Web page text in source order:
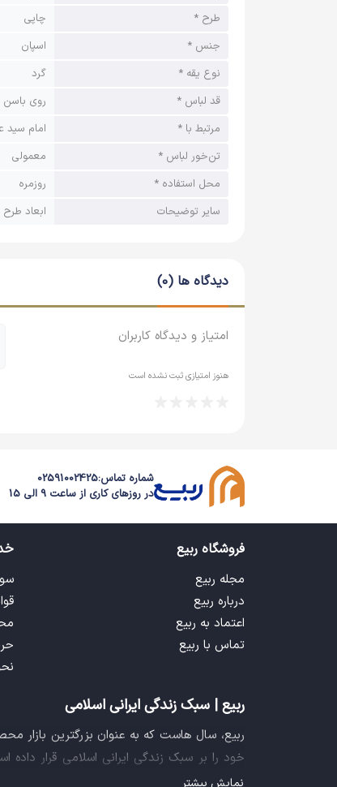
طرح *
چاپی
جنس *
اسپان
نوع یقه *
گرد
قد لباس *
روی باسن
مرتبط با *
امام سید
تن‌خور لباس *
معمولی
محل استفاده *
روزمره
سایر توضیحات
ابعاد طرح 21×29 سانتی متر
دیدگاه ها (0)
امتیاز و دیدگاه کاربران
هنوز امتیازی ثبت نشده است
شماره تماس:02591002425
در روزهای کاری از ساعت 9 الی 15
فروشگاه ربیع
مجله ربیع
درباره ربیع
اعتماد به ربیع
تماس با ربیع
ربیع | سبک زندگی ایرانی اسلامی
ربیع، سال هاست که به عنوان بزرگترین بازار
خود را بر سبک زندگی ایرانی اسلامی قرار
فراهم آورده تا تمام نیازهای شما را برای خرید
نمایش بیشتر